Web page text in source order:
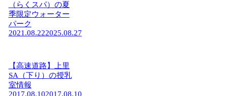
（らくスパ）の夏
季限定ウォーター
パーク
2021.08.222025.08.27
【高速道路】上里
SA（下り）の授乳
室情報
2017.08.102017.08.10